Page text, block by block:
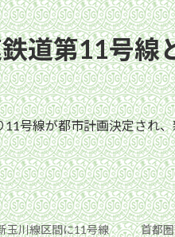
道第11号線
号線が都市計画決定され
玉川線区間に11号線
首都